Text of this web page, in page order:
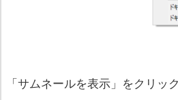
「サムネールを表示」をクリッ